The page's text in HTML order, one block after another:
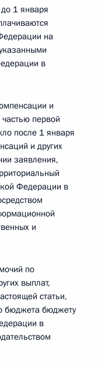
1 января
на
в
и
первой
после 1 января
и других
заявления,
Федерации в
и
по
выплат,
статьи,
бюджета бюджету
в